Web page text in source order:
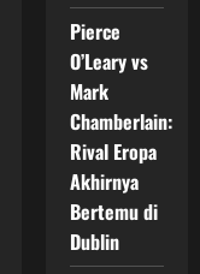
Pierce
O’Leary vs
Mark
Chamberlain:
Rival Eropa
Akhirnya
Bertemu di
Dublin